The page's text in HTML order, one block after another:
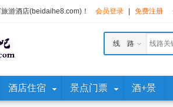
游酒店(beidaihe8.com)！ 会员登录 免费注册
线 路
酒店住宿 景点门票 酒+景